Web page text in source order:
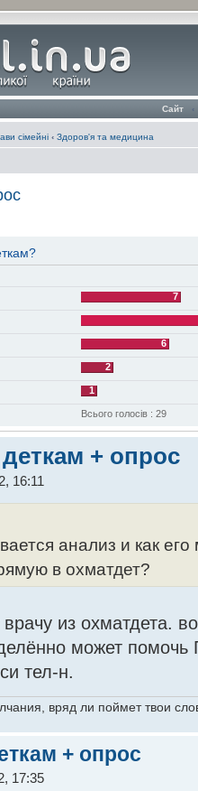
Сайт ‹
сімейні ‹ Здоров'я та медицина
7
6
2
1
Всього голосів : 29
+ опрос
16:11
анализ и как
в охматдет?
из охматдета.
может помочь
тел-н.
вряд ли поймет твои
+ опрос
17:35